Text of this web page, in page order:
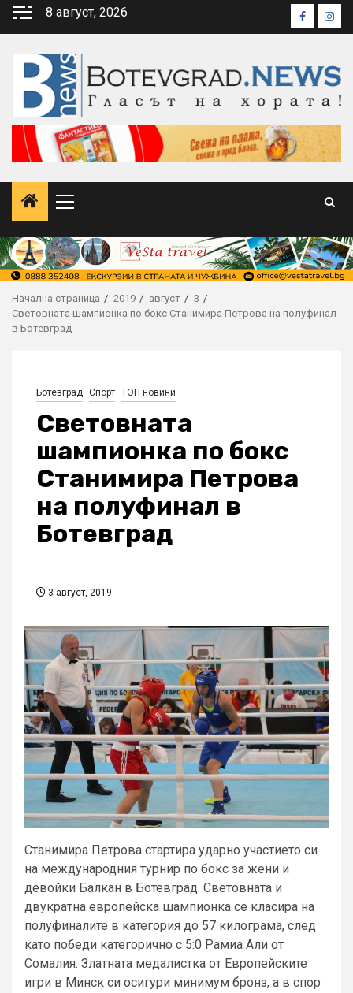
Skip
8 август, 2026 Facebook
Primary
Начална страница 2019 август
3
Световната шампионка по бокс Станимира Петрова на полуфинал
в Ботевград
Ботевград Спорт ТОП новини
Световната
шампионка по бокс
Станимира Петрова
на полуфинал в
Ботевград
3 август, 2019
Станимира Петрова стартира ударно участието си
на международния турнир по бокс за жени и
девойки Балкан в Ботевград. Световната и
двукратна европейска шампионка се класира на
полуфиналите в категория до 57 килограма, след
като победи категорично с 5:0 Рамиа Али от
Сомалия. Златната медалистка от Европейските
игри в Минск си осигури минимум бронз, а в спор